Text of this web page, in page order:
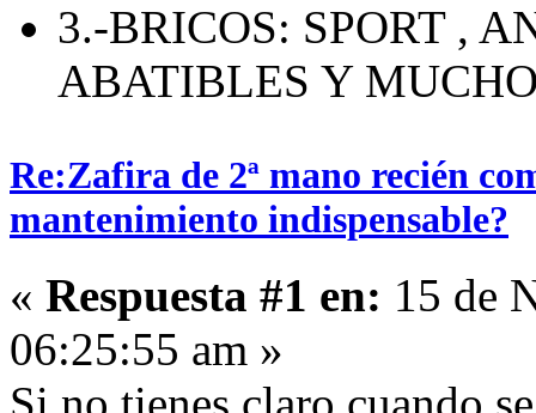
3.-BRICOS: SPORT ,
ABATIBLES Y
Re:Zafira de 2ª mano recién
mantenimiento indispensable?
« Respuesta #1 en: 15 de
06:25:55 am »